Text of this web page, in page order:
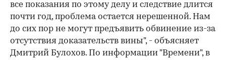
все показания по этому делу и следствие длится
почти год, проблема остается нерешенной. Нам
до сих пор не могут предъявить обвинение из-за
отсутствия доказательств вины", - объясняет
Дмитрий Булохов. По информации "Времени", в